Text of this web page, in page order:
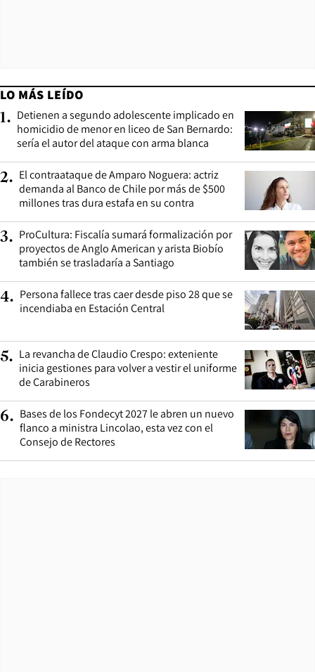
LO MÁS LEÍDO
1. Detienen a segundo adolescente implicado en
homicidio de menor en liceo de San Bernardo:
sería el autor del ataque con arma blanca
2. El contraataque de Amparo Noguera: actriz
demanda al Banco de Chile por más de $500
millones tras dura estafa en su contra
3. ProCultura: Fiscalía sumará formalización por
proyectos de Anglo American y arista Biobío
también se trasladaría a Santiago
4. Persona fallece tras caer desde piso 28 que se
incendiaba en Estación Central
5. La revancha de Claudio Crespo: exteniente
inicia gestiones para volver a vestir el uniforme
de Carabineros
6. Bases de los Fondecyt 2027 le abren un nuevo
flanco a ministra Lincolao, esta vez con el
Consejo de Rectores